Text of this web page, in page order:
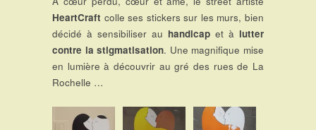
HeartCraft colle ses stickers sur les murs, bien
décidé à sensibiliser au handicap et à lutter
contre la stigmatisation. Une magnifique mise
en lumière à découvrir au gré des rues de La
Rochelle …